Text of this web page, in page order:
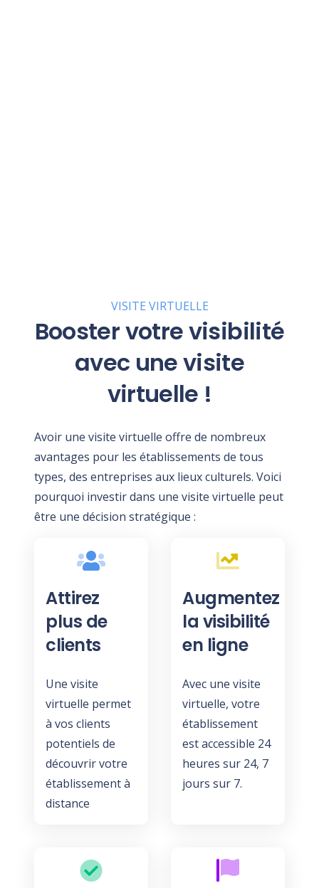
VISITE VIRTUELLE
Booster votre visibilité
avec une visite
virtuelle !
Avoir une visite virtuelle offre de nombreux
avantages pour les établissements de tous
types, des entreprises aux lieux culturels. Voici
pourquoi investir dans une visite virtuelle peut
être une décision stratégique :
Attirez
plus de
clients
Une visite
virtuelle permet
à vos clients
potentiels de
découvrir votre
établissement à
distance
Augmentez
la visibilité
en ligne
Avec une visite
virtuelle, votre
établissement
est accessible 24
heures sur 24, 7
jours sur 7.